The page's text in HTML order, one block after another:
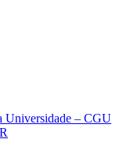
Universidade – CGU